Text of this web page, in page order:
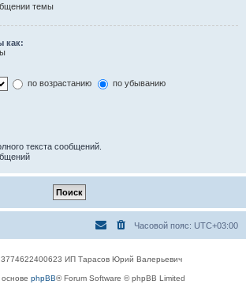
темы
как:
по возрастанию
по убыванию
текста сообщений.
Часовой пояс: UTC+03:00
ИП Тарасов Юрий Валерьевич
phpBB® Forum Software © phpBB Limited